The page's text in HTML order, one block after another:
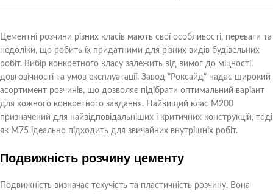
Цементні розчини різних класів мають свої особливості, переваги та
недоліки, що робить їх придатними для різних видів будівельних
робіт. Вибір конкретного класу залежить від вимог до міцності,
довговічності та умов експлуатації. Завод "Роксайд" надає широкий
асортимент розчинів, що дозволяє підібрати оптимальний варіант
для кожного конкретного завдання. Найвищий клас М200
призначений для найвідповідальніших і критичних конструкцій, тоді
як М75 ідеально підходить для звичайних внутрішніх робіт.
Подвижність розчину цементу
Подвижність визначає текучість та пластичність розчину. Вона